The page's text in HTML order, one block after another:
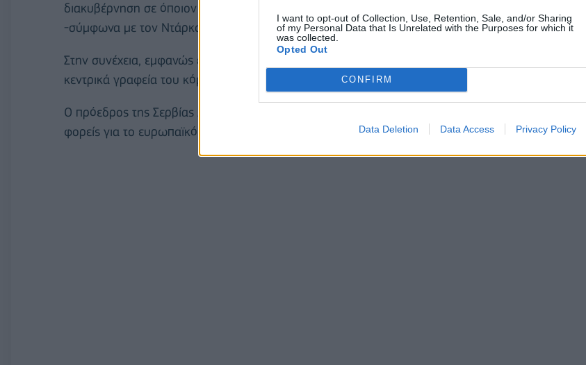
I want to opt-out of Collection, Use, Retention, Sale, and/or Sharing
of my Personal Data that Is Unrelated with the Purposes for which it
was collected.
Opted Out
CONFIRM
Data Deletion Data Access Privacy Policy
διακυβέρνηση σε όποιον είναι εξυπνότερος από εμένα» φέρεται να απάντησε στις επικρίσεις
-σύμφωνα με τον Ντάρκο Γκλίσιτς- ο πρόεδρος Βούτσιτς.
Στην συνέχεια, εμφανώς εκνευρισμένος, εγκατέλειψε την συνεδρίαση και αποχώρησε από τα
κεντρικά γραφεία του κόμματος.
Ο πρόεδρος της Σερβίας Αλεξάνταρ Βούτσιτς σήμερα προγραμματίζει διαβουλεύσεις με πολιτικούς
φορείς για το ευρωπαϊκό σχέδιο εξομάλυνσης των σχέσεων με το Κόσοβο.